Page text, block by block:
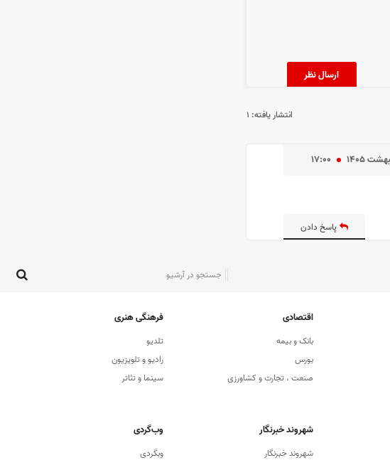
انتشار یافته: ۱
۱۷:۰۰
پاسخ دادن
اقتصادی
بانک و بیمه
بورس
صنعت ، تجارت و کشاورزی
فرهنگی هنری
تلدیو
رادیو و تلویزیون
سینما و تئاتر
شهروند خبرنگار
شهروند خبرنگار
وب‌گردی
وبگردی